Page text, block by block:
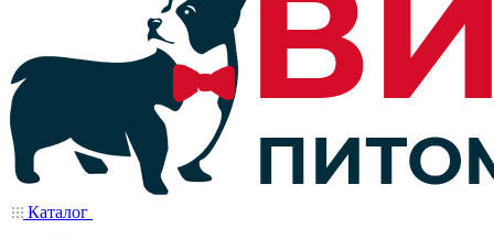
Каталог